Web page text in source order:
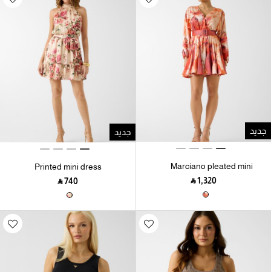
جديد
Marciano pleated mini
‎ ⃁ ⁦1,320⁩ ‎
جديد
Printed mini dress
‎ ⃁ ⁦740⁩ ‎